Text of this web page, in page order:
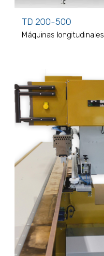
TD 200-500
Máquinas longitudinales